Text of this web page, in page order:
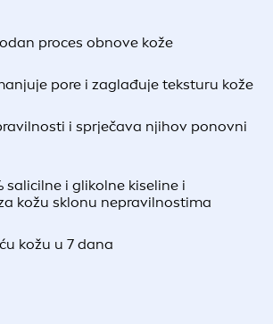
proces obnove kože
pore i zaglađuje teksturu kože
i sprječava njihov ponovni
salicilne i glikolne kiseline i
kožu sklonu nepravilnostima
kožu u 7 dana